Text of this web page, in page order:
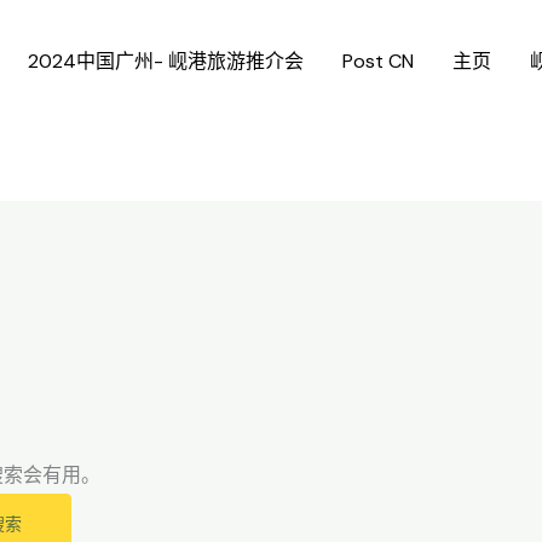
2024中国广州- 岘港旅游推介会 Post CN 主页
会有用。